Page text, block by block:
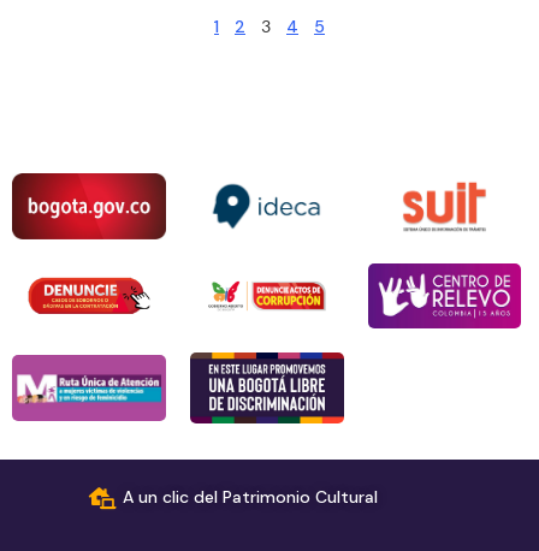
1 2 3 4 5
A un clic del Patrimonio Cultural